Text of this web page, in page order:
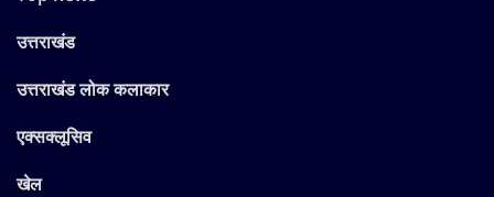
उत्तराखंड
उत्तराखंड लोक कलाकार
एक्सक्लूसिव
खेल